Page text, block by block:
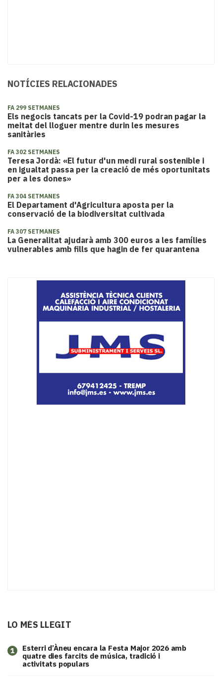
NOTÍCIES RELACIONADES
FA 299 SETMANES
Els negocis tancats per la Covid-19 podran pagar la
meitat del lloguer mentre durin les mesures
sanitàries
FA 302 SETMANES
Teresa Jordà: «El futur d'un medi rural sostenible i
en igualtat passa per la creació de més oportunitats
per a les dones»
FA 304 SETMANES
El Departament d'Agricultura aposta per la
conservació de la biodiversitat cultivada
FA 307 SETMANES
La Generalitat ajudarà amb 300 euros a les famílies
vulnerables amb fills que hagin de fer quarantena
LO MÉS LLEGIT
1
Esterri d’Àneu encara la Festa Major 2026 amb
quatre dies farcits de música, tradició i
activitats populars